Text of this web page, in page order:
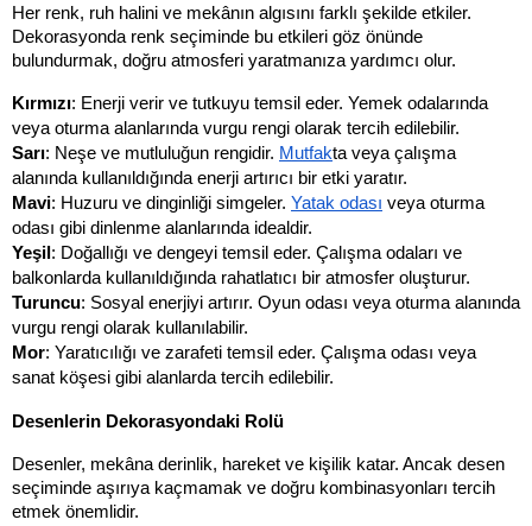
Her renk, ruh halini ve mekânın algısını farklı şekilde etkiler.
Dekorasyonda renk seçiminde bu etkileri göz önünde
bulundurmak, doğru atmosferi yaratmanıza yardımcı olur.
Kırmızı: Enerji verir ve tutkuyu temsil eder. Yemek odalarında
veya oturma alanlarında vurgu rengi olarak tercih edilebilir.
Sarı: Neşe ve mutluluğun rengidir. Mutfakta veya çalışma
alanında kullanıldığında enerji artırıcı bir etki yaratır.
Mavi: Huzuru ve dinginliği simgeler. Yatak odası veya oturma
odası gibi dinlenme alanlarında idealdir.
Yeşil : Doğallığı ve dengeyi temsil eder. Çalışma odaları ve
balkonlarda kullanıldığında rahatlatıcı bir atmosfer oluşturur.
Turuncu: Sosyal enerjiyi artırır. Oyun odası veya oturma alanında
vurgu rengi olarak kullanılabilir.
Mor: Yaratıcılığı ve zarafeti temsil eder. Çalışma odası veya
sanat köşesi gibi alanlarda tercih edilebilir.
Desenlerin Dekorasyondaki Rolü
Desenler, mekâna derinlik, hareket ve kişilik katar. Ancak desen
seçiminde aşırıya kaçmamak ve doğru kombinasyonları tercih
etmek önemlidir.